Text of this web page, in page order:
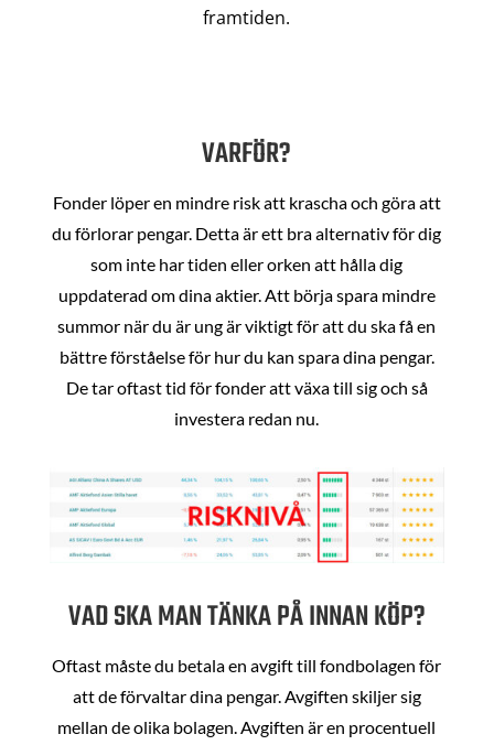
framtiden.
VARFÖR?
Fonder löper en mindre risk att krascha och göra att
du förlorar pengar. Detta är ett bra alternativ för dig
som inte har tiden eller orken att hålla dig
uppdaterad om dina aktier. Att börja spara mindre
summor när du är ung är viktigt för att du ska få en
bättre förståelse för hur du kan spara dina pengar.
De tar oftast tid för fonder att växa till sig och så
investera redan nu.
VAD SKA MAN TÄNKA PÅ INNAN KÖP?
Oftast måste du betala en avgift till fondbolagen för
att de förvaltar dina pengar. Avgiften skiljer sig
mellan de olika bolagen. Avgiften är en procentuell